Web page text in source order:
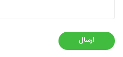
ارسال